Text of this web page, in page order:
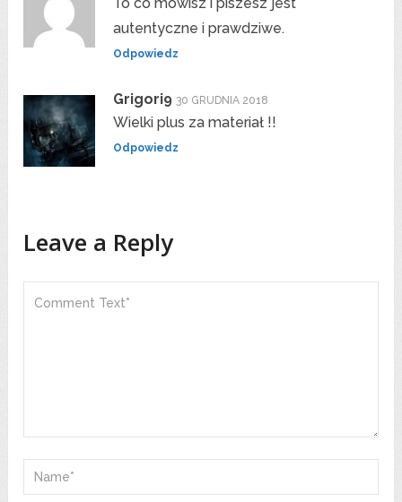
To co mówisz i piszesz jest
autentyczne i prawdziwe.
Odpowiedz
Grigori9 30 GRUDNIA 2018
Wielki plus za materiał !!
Odpowiedz
Leave a Reply